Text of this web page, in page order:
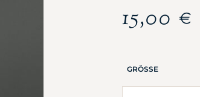
15,00 €
GRÖSSE